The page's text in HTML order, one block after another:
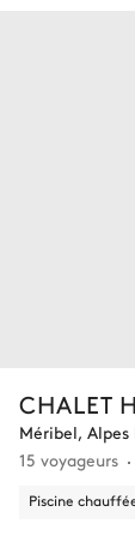
CHALET
Méribel, Alpes
15 voyageurs
Piscine